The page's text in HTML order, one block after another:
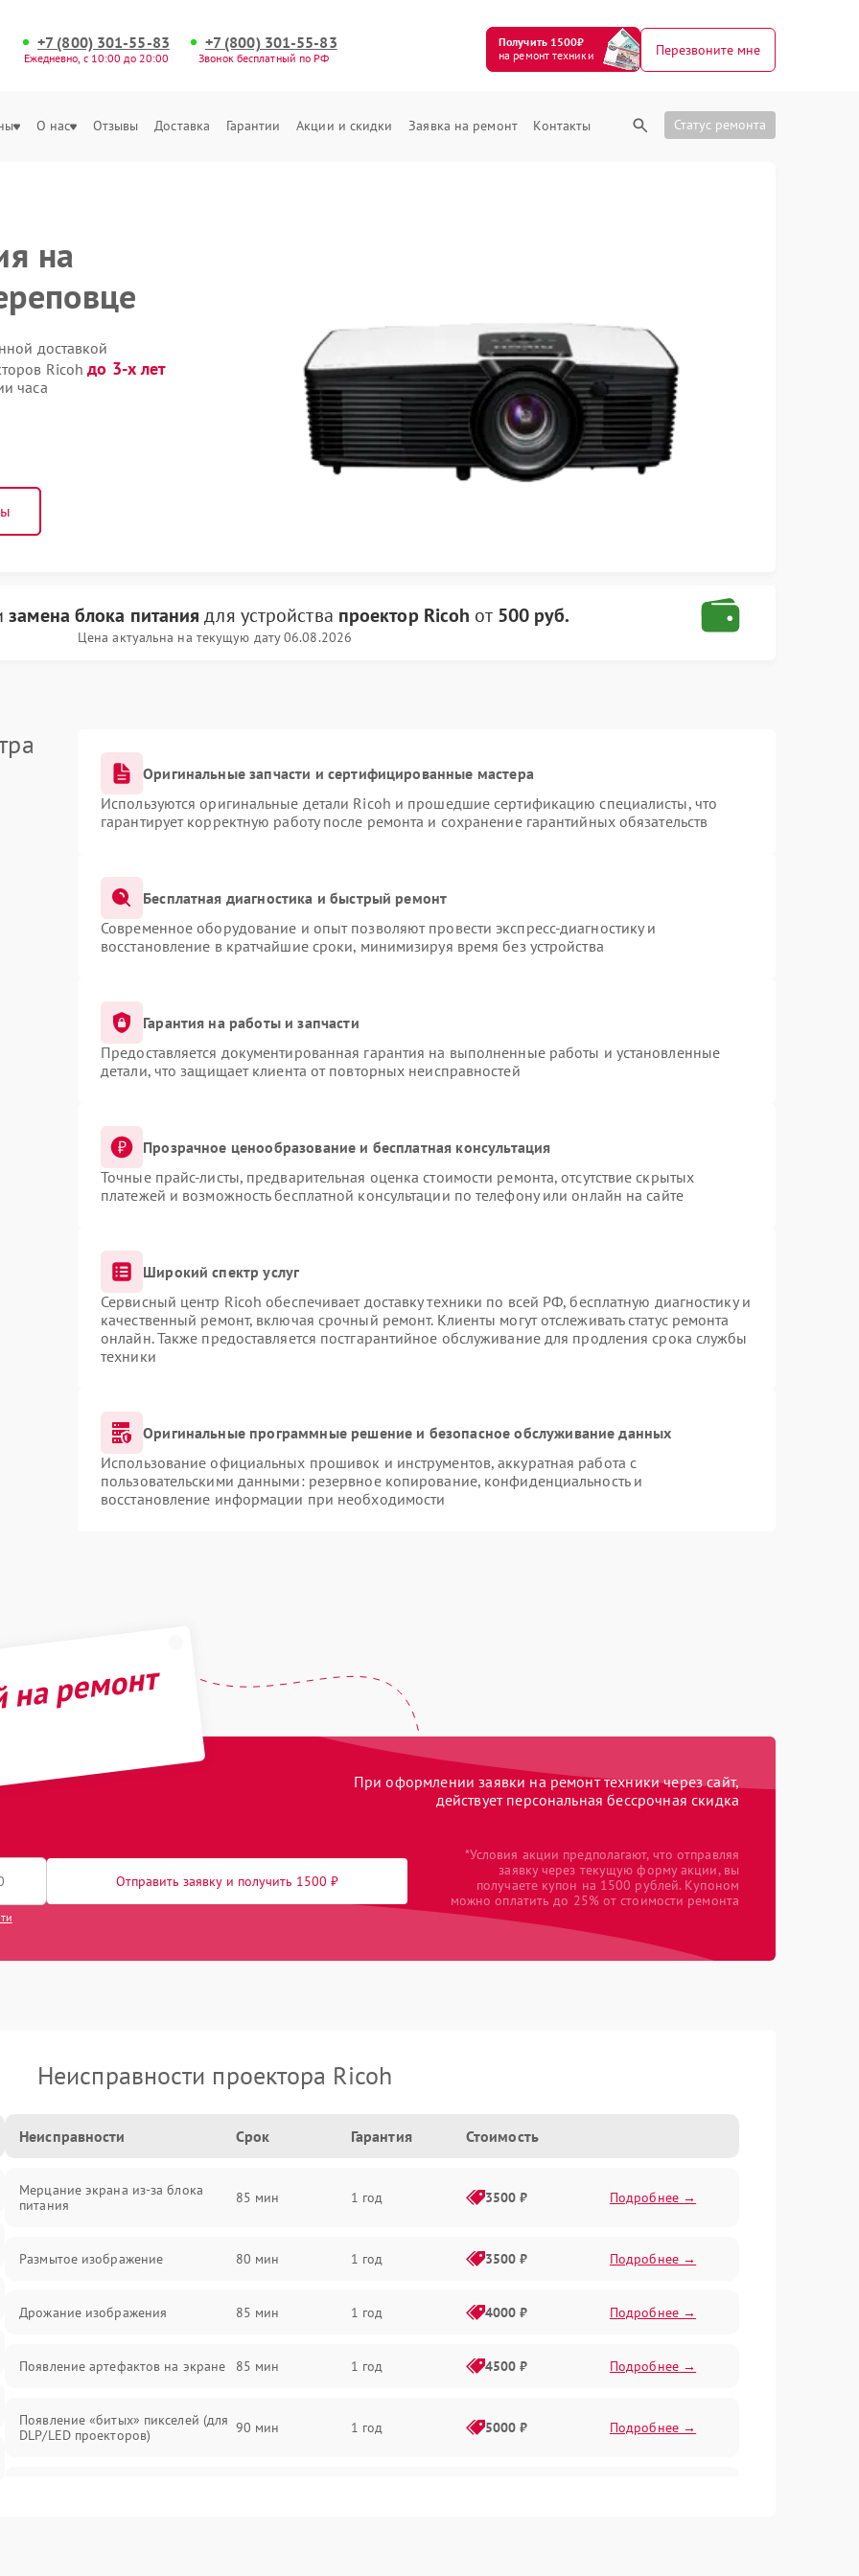
+7 (800) 301-55-83
Ежедневно, с 10:00 до 20:00
+7 (800) 301-55-83
Звонок бесплатный по РФ
Получить 1500₽
на ремонт техники
Перезвоните мне
О нас Отзывы Доставка Гарантии Акции и скидки Заявка на ремонт Контакты Статус ремонта
на
доставкой
Ricohдо 3-х лет
часа
замена блока питания для устройства проектор Ricoh от 500 руб.
Цена актуальна на текущую дату 06.08.2026
Оригинальные запчасти и сертифицированные мастера
Используются оригинальные детали Ricoh и прошедшие сертификацию специалисты, что
гарантирует корректную работу после ремонта и сохранение гарантийных обязательств
Бесплатная диагностика и быстрый ремонт
Современное оборудование и опыт позволяют провести экспресс-диагностику и
восстановление в кратчайшие сроки, минимизируя время без устройства
Гарантия на работы и запчасти
Предоставляется документированная гарантия на выполненные работы и установленные
детали, что защищает клиента от повторных неисправностей
Прозрачное ценообразование и бесплатная консультация
Точные прайс-листы, предварительная оценка стоимости ремонта, отсутствие скрытых
платежей и возможность бесплатной консультации по телефону или онлайн на сайте
Широкий спектр услуг
Сервисный центр Ricoh обеспечивает доставку техники по всей РФ, бесплатную диагностику и
качественный ремонт, включая срочный ремонт. Клиенты могут отслеживать статус ремонта
онлайн. Также предоставляется постгарантийное обслуживание для продления срока службы
техники
Оригинальные программные решение и безопасное обслуживание данных
Использование официальных прошивок и инструментов, аккуратная работа с
пользовательскими данными: резервное копирование, конфиденциальность и
восстановление информации при необходимости
ремонт
При оформлении заявки на ремонт техники через сайт,
действует персональная бессрочная скидка
Отправить заявку и получить 1500 ₽
*Условия акции предполагают, что отправляя
заявку через текущую форму акции, вы
получаете купон на 1500 рублей. Купоном
можно оплатить до 25% от стоимости ремонта
Неисправности проектора Ricoh
Неисправности Срок Гарантия Стоимость
Мерцание экрана из-за блока
питания
85 мин 1 год 3500 ₽ Подробнее →
Размытое изображение 80 мин 1 год 3500 ₽ Подробнее →
Дрожание изображения 85 мин 1 год 4000 ₽ Подробнее →
Появление артефактов на экране 85 мин 1 год 4500 ₽ Подробнее →
Появление «битых» пикселей (для
DLP/LED проекторов)
90 мин 1 год 5000 ₽ Подробнее →